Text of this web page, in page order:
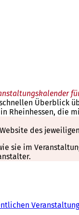
Überblick
die
des
sie im
Veranstaltung